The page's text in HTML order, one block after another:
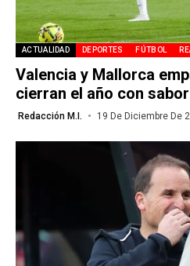
ACTUALIDAD DEPORTES FÚTBOL
Valencia y Mallorca
cierran el año con
Redacción M.I. 19 De Diciembre De